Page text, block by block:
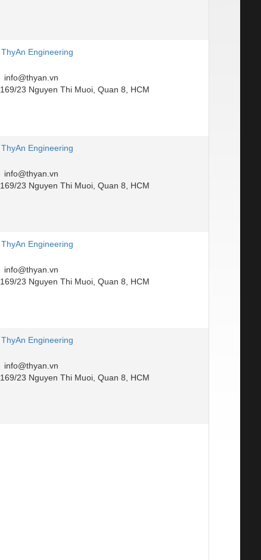
ThyAn Engineering
info@thyan.vn
169/23 Nguyen Thi Muoi, Quan 8, HCM
ThyAn Engineering
info@thyan.vn
169/23 Nguyen Thi Muoi, Quan 8, HCM
ThyAn Engineering
info@thyan.vn
169/23 Nguyen Thi Muoi, Quan 8, HCM
ThyAn Engineering
info@thyan.vn
169/23 Nguyen Thi Muoi, Quan 8, HCM